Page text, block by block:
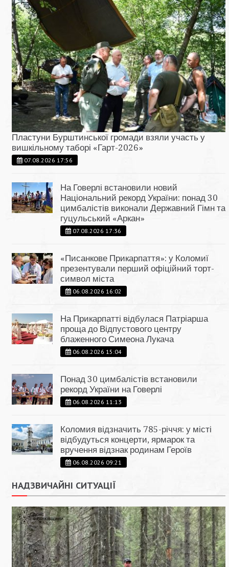
Пластуни Бурштинської громади взяли участь у
вишкільному таборі «Гарт-2026»
07.08.2026 17:56
На Говерлі встановили новий
Національний рекорд України: понад 30
цимбалістів виконали Державний Гімн та
гуцульський «Аркан»
07.08.2026 17:36
«Писанкове Прикарпаття»: у Коломиї
презентували перший офіційний торт-
символ міста
06.08.2026 16:02
На Прикарпатті відбулася Патріарша
проща до Відпустового центру
блаженного Симеона Лукача
06.08.2026 15:04
Понад 30 цимбалістів встановили
рекорд України на Говерлі
06.08.2026 11:13
Коломия відзначить 785-річчя: у місті
відбудуться концерти, ярмарок та
вручення відзнак родинам Героїв
06.08.2026 09:21
НАДЗВИЧАЙНІ СИТУАЦІЇ